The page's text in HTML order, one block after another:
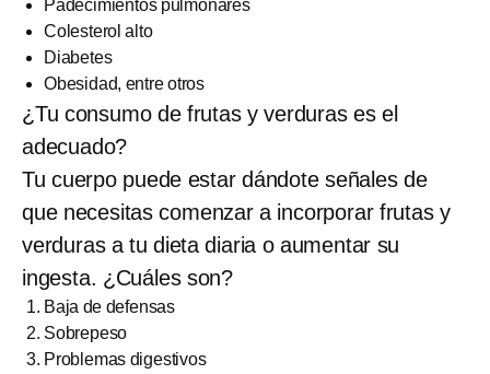
Padecimientos pulmonares
Colesterol alto
Diabetes
Obesidad, entre otros
¿Tu consumo de frutas y verduras es el
adecuado?
Tu cuerpo puede estar dándote señales de
que necesitas comenzar a incorporar frutas y
verduras a tu dieta diaria o aumentar su
ingesta. ¿Cuáles son?
Baja de defensas
Sobrepeso
Problemas digestivos